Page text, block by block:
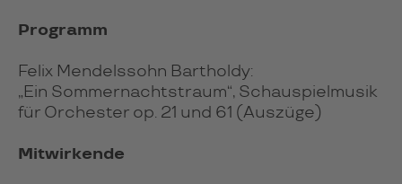
Programm
Felix Mendelssohn Bartholdy:
„Ein Sommernachtstraum“, Schauspielmusik
für Orchester op. 21 und 61 (Auszüge)
Mitwirkende